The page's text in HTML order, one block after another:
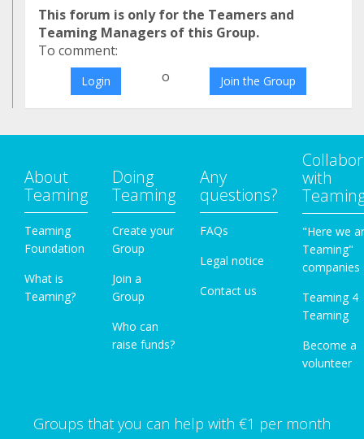
This forum is only for the Teamers and
Teaming Managers of this Group.
To comment:
Login o Join the Group
About
Teaming
Teaming
Foundation
What is
Teaming?
Doing
Teaming
Create your
Group
Join a
Group
Who can
raise funds?
Any
questions?
FAQs
Legal notice
Contact us
with
"Here we
Teaming"
companies
Teaming 4
Teaming
Become a
volunteer
Groups that you can help with €1 per month